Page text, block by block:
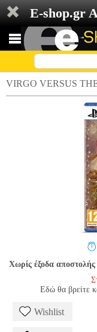
E-shop.gr
VIRGO VERSUS
Χωρίς έξοδα
Εδώ θα βρείτε
Wishlist